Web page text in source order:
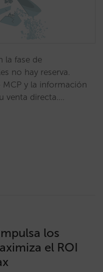
la fase de
no hay reserva.
y la información
venta directa.…
los
el ROI